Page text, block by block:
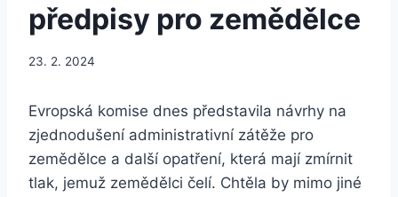
předpisy pro zemědělce
23. 2. 2024
Evropská komise dnes představila návrhy na
zjednodušení administrativní zátěže pro
zemědělce a další opatření, která mají zmírnit
tlak, jemuž zemědělci čelí. Chtěla by mimo jiné